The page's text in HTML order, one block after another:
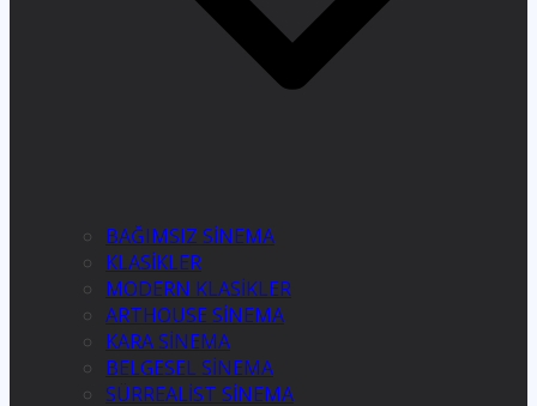
BAĞIMSIZ SİNEMA
KLASİKLER
MODERN KLASİKLER
ARTHOUSE SİNEMA
KARA SİNEMA
BELGESEL SİNEMA
SÜRREALİST SİNEMA